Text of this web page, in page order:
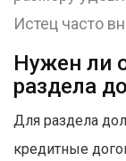
Истец часто
Нужен ли
раздела
Для раздела
кредитные